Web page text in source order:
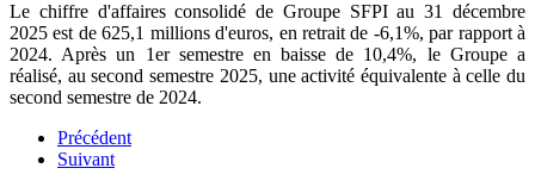
Le chiffre d'affaires consolidé de Groupe SFPI au 31 décembre
2025 est de 625,1 millions d'euros, en retrait de -6,1%, par rapport à
2024. Après un 1er semestre en baisse de 10,4%, le Groupe a
réalisé, au second semestre 2025, une activité équivalente à celle du
second semestre de 2024.
Précédent
Suivant